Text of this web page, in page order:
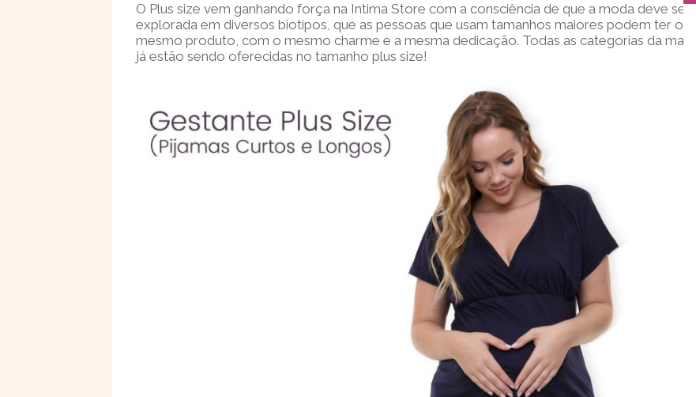
O Plus size vem ganhando força na Intima Store com a consciência de que a moda deve ser
explorada em diversos biotipos, que as pessoas que usam tamanhos maiores podem ter o
mesmo produto, com o mesmo charme e a mesma dedicação. Todas as categorias da marca
já estão sendo oferecidas no tamanho plus size!